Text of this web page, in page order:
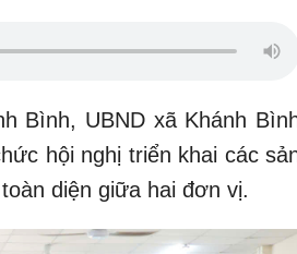
Bình, UBND xã Khánh
hội nghị triển khai các
diện giữa hai đơn vị.